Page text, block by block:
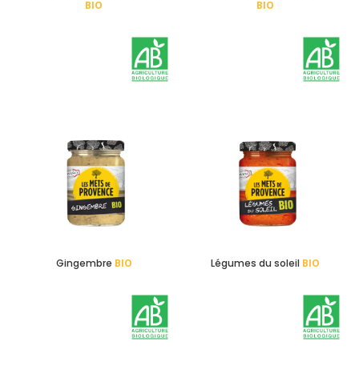
BIO
BIO
Gingembre BIO Légumes du soleil BIO